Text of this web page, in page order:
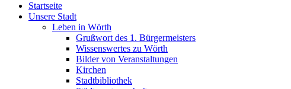
Startseite
Unsere Stadt
Leben in Wörth
Grußwort des 1. Bürgermeisters
Wissenswertes zu Wörth
Bilder von Veranstaltungen
Kirchen
Stadtbibliothek